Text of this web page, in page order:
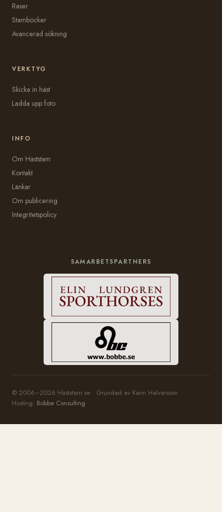
Raser
Stamböcker
Avancerad sökning
VERKTYG
Skicka in häst
Ladda upp foto
INFO
Om Häststam
Kontakt
Länkar
Om publicering
Integritetspolicy
SAMARBETSPARTNERS
© 2006–2026 Häststam.se · Grundad av Karin Halvarsson
Hosting: Bobbe Consulting